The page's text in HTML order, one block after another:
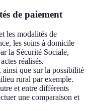
de paiement
les modalités de
les soins à domicile
la Sécurité Sociale,
réalisés.
ainsi que sur la possibilité
rural par exemple.
et entre différents
une comparaison et